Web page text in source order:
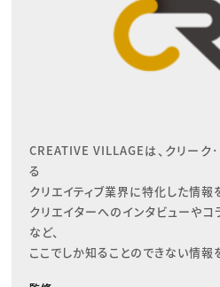
CREATIVE VILLAGEは、クリー
る
クリエイティブ業界に特化した情報
クリエイターへのインタビューやコ
など、
ここでしか知ることのできない情報